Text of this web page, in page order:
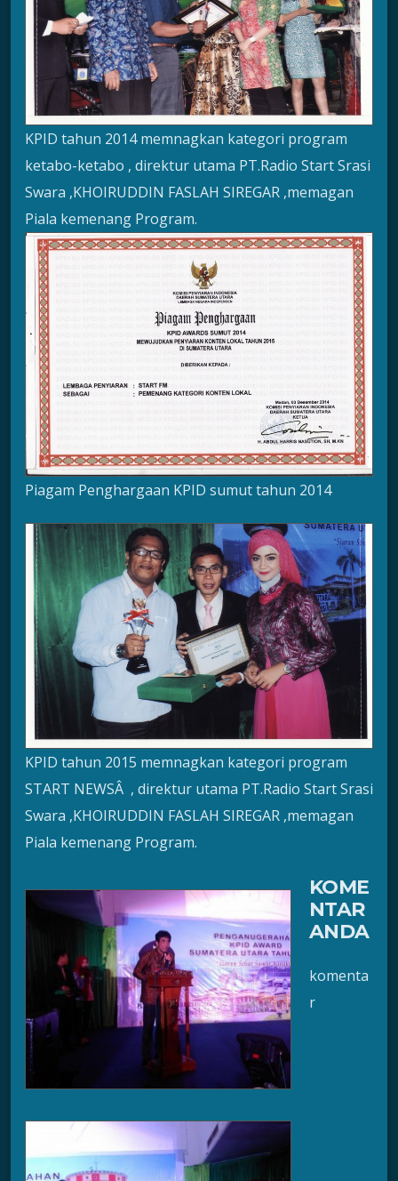
KPID tahun 2014 memnagkan kategori program
ketabo-ketabo , direktur utama PT.Radio Start Srasi
Swara ,KHOIRUDDIN FASLAH SIREGAR ,memagan
Piala kemenang Program.
Piagam Penghargaan KPID sumut tahun 2014
KPID tahun 2015 memnagkan kategori program
START NEWSÂ , direktur utama PT.Radio Start Srasi
Swara ,KHOIRUDDIN FASLAH SIREGAR ,memagan
Piala kemenang Program.
KOME
NTAR
ANDA
komenta
r